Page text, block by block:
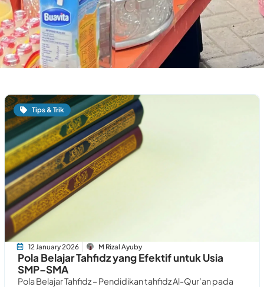
Tips & Trik
12 January 2026 M Rizal Ayuby
Pola Belajar Tahfidz yang Efektif untuk Usia
SMP–SMA
Pola Belajar Tahfidz – Pendidikan tahfidz Al-Qur’an pada